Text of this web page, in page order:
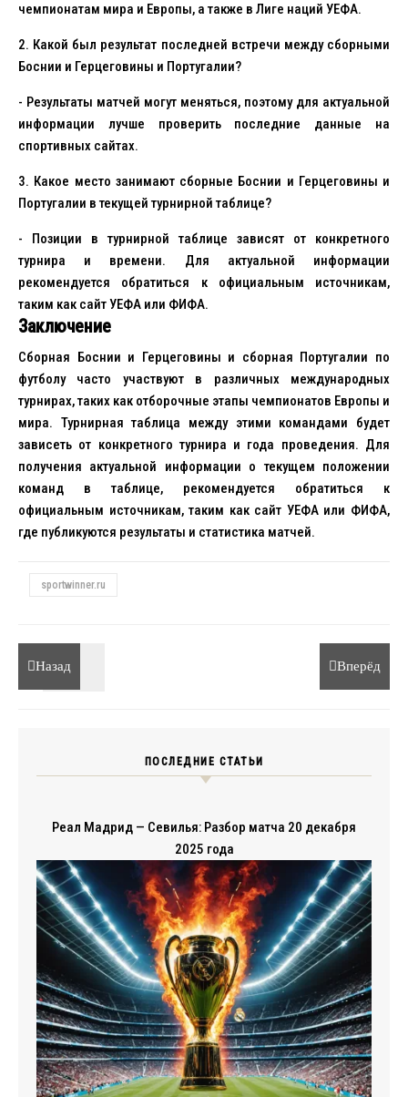
чемпионатам мира и Европы, а также в Лиге наций УЕФА.
2. Какой был результат последней встречи между сборными
Боснии и Герцеговины и Португалии?
- Результаты матчей могут меняться, поэтому для актуальной
информации лучше проверить последние данные на
спортивных сайтах.
3. Какое место занимают сборные Боснии и Герцеговины и
Португалии в текущей турнирной таблице?
- Позиции в турнирной таблице зависят от конкретного
турнира и времени. Для актуальной информации
рекомендуется обратиться к официальным источникам,
таким как сайт УЕФА или ФИФА.
Заключение
Сборная Боснии и Герцеговины и сборная Португалии по
футболу часто участвуют в различных международных
турнирах, таких как отборочные этапы чемпионатов Европы и
мира. Турнирная таблица между этими командами будет
зависеть от конкретного турнира и года проведения. Для
получения актуальной информации о текущем положении
команд в таблице, рекомендуется обратиться к
официальным источникам, таким как сайт УЕФА или ФИФА,
где публикуются результаты и статистика матчей.
sportwinner.ru
Назад Вперёд
ПОСЛЕДНИЕ СТАТЬИ
Реал Мадрид — Севилья: Разбор матча 20 декабря
2025 года